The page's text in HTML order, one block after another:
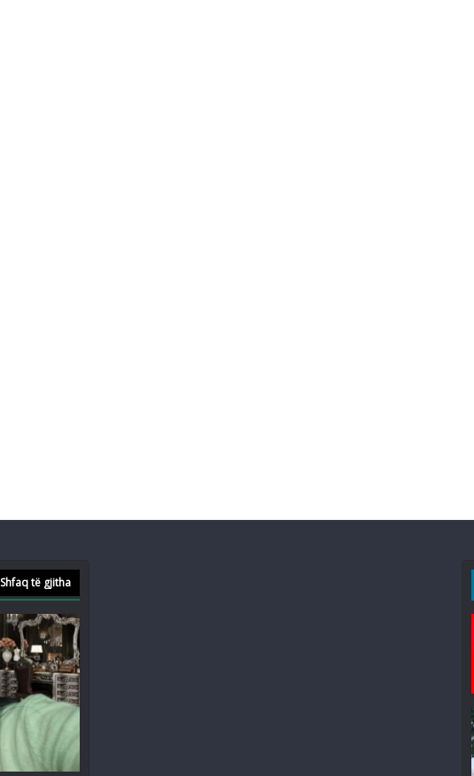
Shfaq të gjitha